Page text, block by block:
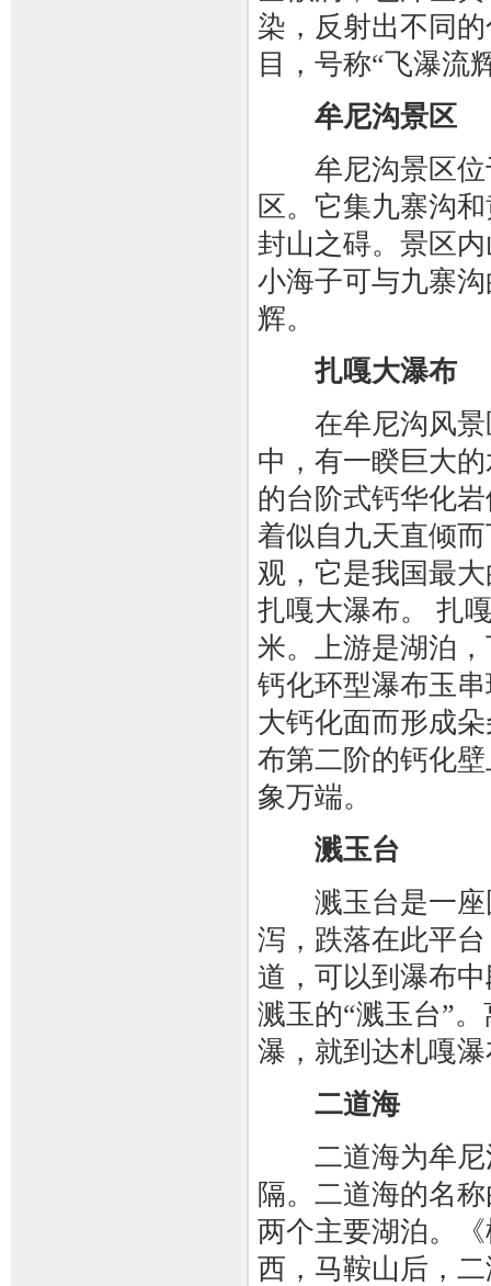
染，反射出不同
目，号称“飞瀑流
牟尼沟景区
牟尼沟景区位
区。它集九寨沟
封山之碍。景区
小海子可与九寨
辉。
扎嘎大瀑布
在牟尼沟风景
中，有一睽巨大
的台阶式钙华化
着似自九天直倾
观，它是我国最
扎嘎大瀑布。 扎
米。上游是湖泊
钙化环型瀑布玉
大钙化面而形成
布第二阶的钙化
象万端。
溅玉台
溅玉台是一座
泻，跌落在此平
道，可以到瀑布
溅玉的“溅玉台”
瀑，就到达札嘎
二道海
二道海为牟尼
隔。二道海的名
两个主要湖泊。
西，马鞍山后，